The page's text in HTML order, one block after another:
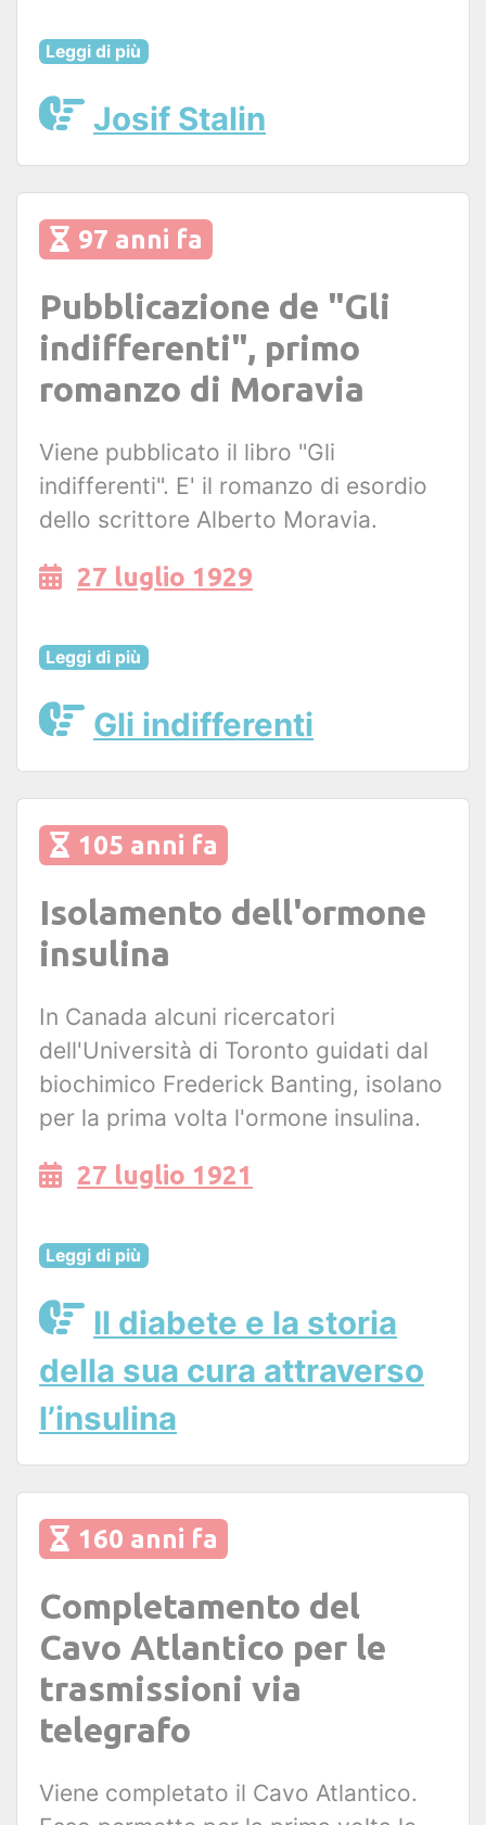
Leggi di più
Josif Stalin
97 anni fa
Pubblicazione de "Gli
indifferenti", primo
romanzo di Moravia
Viene pubblicato il libro "Gli
indifferenti". E' il romanzo di esordio
dello scrittore Alberto Moravia.
27 luglio 1929
Leggi di più
Gli indifferenti
105 anni fa
Isolamento dell'ormone
insulina
In Canada alcuni ricercatori
dell'Università di Toronto guidati dal
biochimico Frederick Banting, isolano
per la prima volta l'ormone insulina.
27 luglio 1921
Leggi di più
Il diabete e la storia
della sua cura attraverso
l’insulina
160 anni fa
Completamento del
Cavo Atlantico per le
trasmissioni via
telegrafo
Viene completato il Cavo Atlantico.